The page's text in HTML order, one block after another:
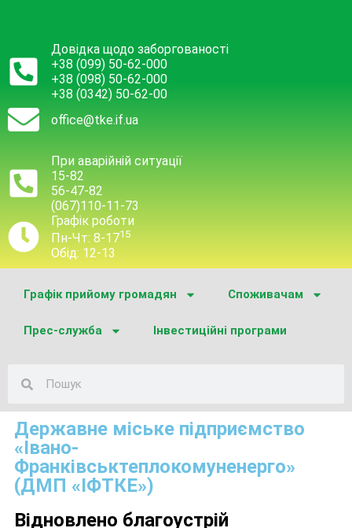
Довідка щодо заборгованості
+38 (099) 50-62-000
+38 (098) 50-62-000
+38 (0342) 50-62-00
office@tke.if.ua
При аварійній ситуації
15-82
56-47-82
(067)110-11-73
Графік роботи
Пн-Чт: 8-1715
Обід: 12-13
Графік прийому громадян Споживачам
Прес-служба Інвестиційні програми
Державне міське підприємство
«Івано-
Франківськтеплокомуненерго»
(ДМП «ІФТКЕ»)
Відновлено благоустрій